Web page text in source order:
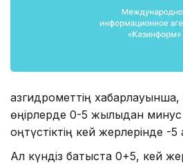
Қазгидрометтің
өңірлерде 0-5 жылыдан минус
оңтүстіктің кей жерлерінде -
Ал күндіз батыста 0+5, кей